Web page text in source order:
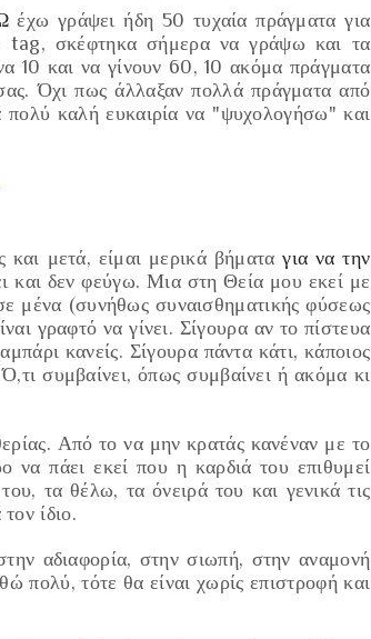
έχω γράψει ήδη 50 τυχαία πράγματα για
tag, σκέφτηκα σήμερα να γράψω και τα
10 και να γίνουν 60, 10 ακόμα πράγματα
Όχι πως άλλαξαν πολλά πράγματα από
καλή ευκαιρία να "ψυχολογήσω" και
μετά, είμαι μερικά βήματαγια να την
και δεν φεύγω. Μια στη Θεία μου εκεί με
μένα (συνήθως συναισθηματικής φύσεως
γραφτό να γίνει. Σίγουρα αν το πίστευα
κανείς. Σίγουρα πάντα κάτι, κάποιος
συμβαίνει, όπως συμβαίνει ή ακόμα κι
Από το να μην κρατάς κανέναν με το
να πάει εκεί που η καρδιά του επιθυμεί
τα θέλω, τα όνειρά του και γενικά τις
ίδιο.
αδιαφορία, στην σιωπή, στην αναμονή
πολύ, τότε θα είναι χωρίς επιστροφή και